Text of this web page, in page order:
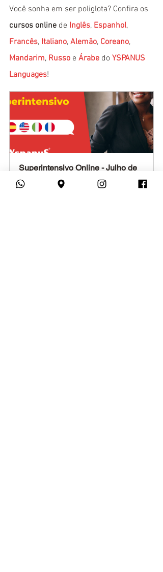
Você sonha em ser poliglota? Confira os
cursos online de Inglês, Espanhol,
Francês, Italiano, Alemão, Coreano,
Mandarim, Russo e Árabe do YSPANUS
Languages!
Superintensivo Online - Julho de
2022